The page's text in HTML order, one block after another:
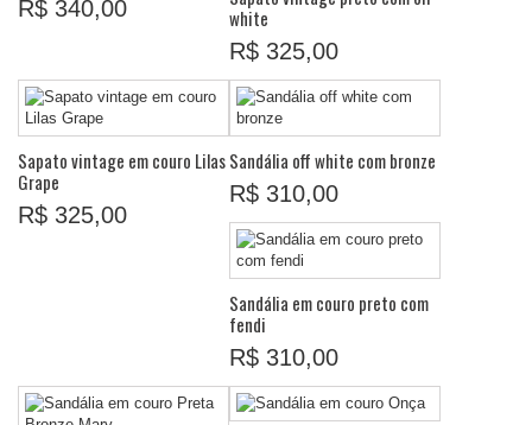
R$ 340,00
white
R$ 325,00
Sapato vintage em couro Lilas
Grape
R$ 325,00
Sandália off white com bronze
R$ 310,00
Sandália em couro preto com
fendi
R$ 310,00